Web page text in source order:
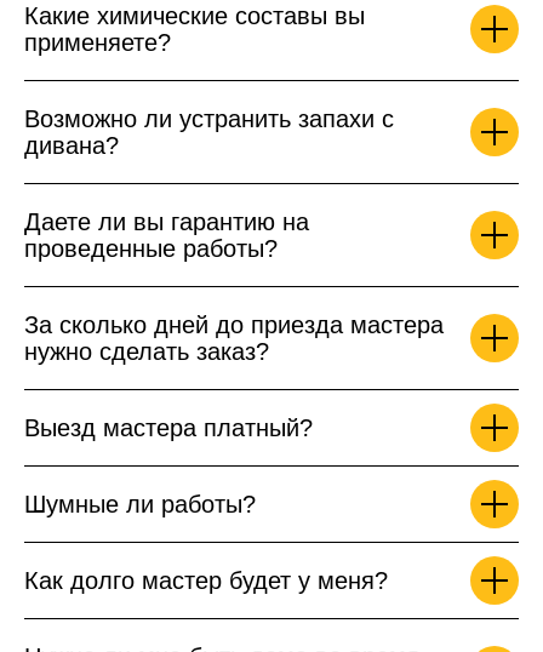
Какие химические составы вы
применяете?
Возможно ли устранить запахи с
дивана?
Даете ли вы гарантию на
проведенные работы?
За сколько дней до приезда мастера
нужно сделать заказ?
Выезд мастера платный?
Шумные ли работы?
Как долго мастер будет у меня?